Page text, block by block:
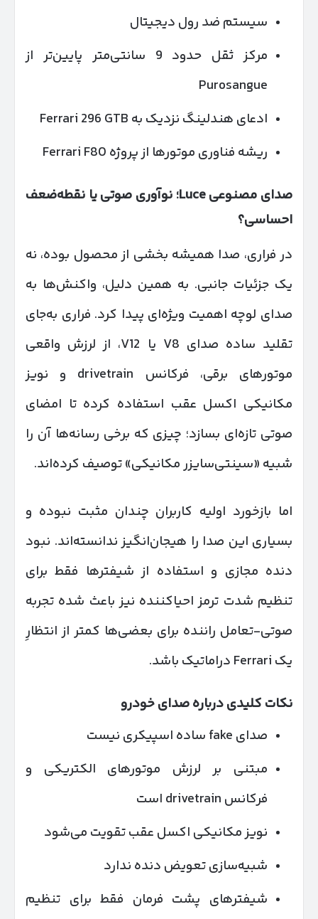
سیستم ضد رول دیجیتال
مرکز ثقل حدود 9 سانتی‌متر پایین‌تر از
Purosangue
ادعای هندلینگ نزدیک به Ferrari 296 GTB
ریشه فناوری موتورها از پروژه Ferrari F80
صدای مصنوعیLuce؛ نوآوری صوتی یا نقطه‌ضعف
احساسی؟
در فراری، صدا همیشه بخشی از محصول بوده، نه
یک جزئیات جانبی. به همین دلیل، واکنش‌ها به
صدای لوچه اهمیت ویژه‌ای پیدا کرد. فراری به‌جای
تقلید ساده صدای V8 یا V12، از لرزش واقعی
موتورهای برقی، فرکانس drivetrain و نویز
مکانیکی اکسل عقب استفاده کرده تا امضای
صوتی تازه‌ای بسازد؛ چیزی که برخی رسانه‌ها آن را
شبیه «سینتی‌سایزر مکانیکی» توصیف کرده‌اند.
اما بازخورد اولیه کاربران چندان مثبت نبوده و
بسیاری این صدا را هیجان‌انگیز ندانسته‌اند. نبود
دنده مجازی و استفاده از شیفترها فقط برای
تنظیم شدت ترمز احیاکننده نیز باعث شده تجربه
صوتی-تعامل راننده برای بعضی‌ها کمتر از انتظارِ
یک Ferrari دراماتیک باشد.
نکات کلیدی درباره صدای خودرو
صدای fake ساده اسپیکری نیست
مبتنی بر لرزش موتورهای الکتریکی و
فرکانس drivetrain است
نویز مکانیکی اکسل عقب تقویت می‌شود
شبیه‌سازی تعویض دنده ندارد
شیفترهای پشت فرمان فقط برای تنظیم